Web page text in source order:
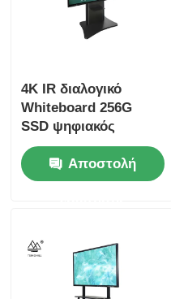
4K IR διαλογικό
Whiteboard 256G
SSD ψηφιακός
μαύρος πίνακας 86
ίντσας Αποστολή